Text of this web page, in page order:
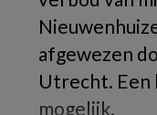
afgewezen
Utrecht. Een
mogelijk.